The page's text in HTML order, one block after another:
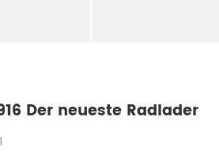
Der neueste Radlader
1